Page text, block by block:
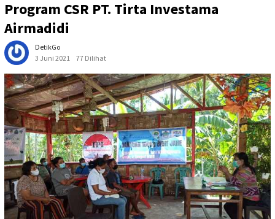
Program CSR PT. Tirta Investama
Airmadidi
DetikGo
3 Juni 2021
77 Dilihat